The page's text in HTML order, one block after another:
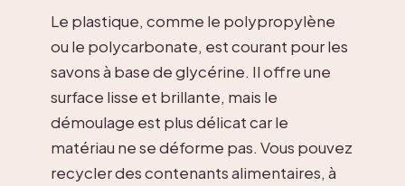
Le plastique, comme le polypropylène
ou le polycarbonate, est courant pour les
savons à base de glycérine. Il offre une
surface lisse et brillante, mais le
démoulage est plus délicat car le
matériau ne se déforme pas. Vous pouvez
recycler des contenants alimentaires, à